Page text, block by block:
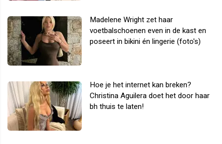
Madelene Wright zet haar
voetbalschoenen even in de kast en
poseert in bikini én lingerie (foto's)
Hoe je het internet kan breken?
Christina Aguilera doet het door haar
bh thuis te laten!